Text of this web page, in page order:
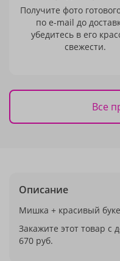
Получите фото
по e-mail до
убедитесь в его
свежести.
Все
Описание
Мишка + красивый
Закажите этот товар с
670 руб.